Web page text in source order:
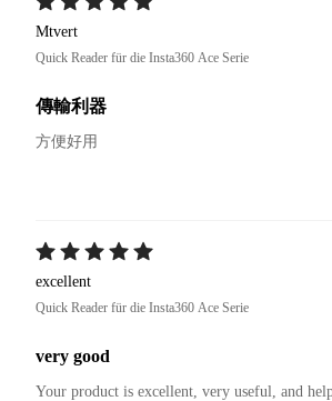
Mtvert
Quick Reader für die Insta360 Ace Serie
傳輸利器
方便好用
excellent
Quick Reader für die Insta360 Ace Serie
very good
Your product is excellent, very useful, and